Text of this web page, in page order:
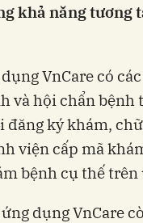
khả năng tương
VnCare có
và hội chẩn bệnh
đăng ký khám,
viện cấp mã
bệnh cụ thế trên
dụng VnCare